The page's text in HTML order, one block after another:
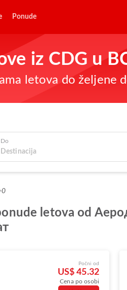
Ponude
iz CDG u
letova do željene
Do
letova od
Počni od
US$ 45.32
Cena po osobi